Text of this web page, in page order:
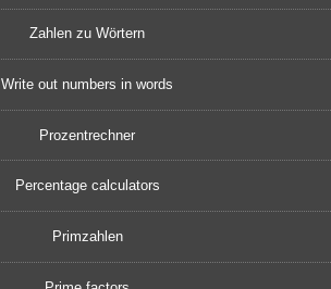
Zahlen zu Wörtern
Write out numbers in words
Prozentrechner
Percentage calculators
Primzahlen